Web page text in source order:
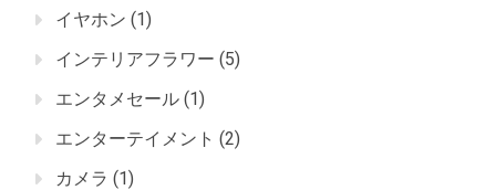
イヤホン (1)
インテリアフラワー (5)
エンタメセール (1)
エンターテイメント (2)
カメラ (1)